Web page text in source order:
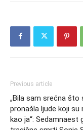
Previous article
„Bila sam srećna što
pronašla ljude koji su
kao ja“: Sedamnaest